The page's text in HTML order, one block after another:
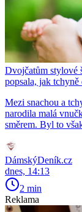
Dvojčatům stylové
popsala, jak
Mezi snachou a
narodila malá
směrem. Byl to
DámskýDeník.cz
dnes, 14:13
2 min
Reklama